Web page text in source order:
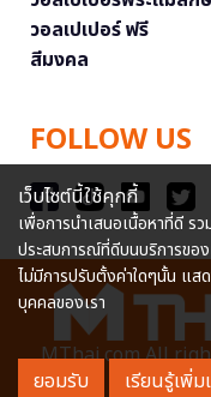
วอลเปเปอร์ ฟรี
สีมงคล
FOLLOW US
MThai.com All
อิเล็กทร
เว็บไซต์นี้ใช้คุกกี้
เพื่อการนำเสนอเนื้อหาที่ดี ร
ประสบการณ์ที่ดีบนบริการของ
ไม่มีการปรับตั้งค่าใดๆนั้น แ
บุคคลของเรา
ยอมรับ เรียนรู้เพิ่ม